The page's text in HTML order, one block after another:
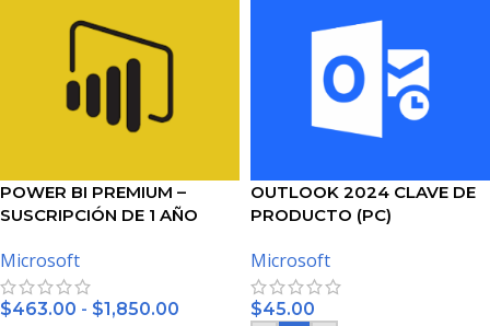
POWER BI PREMIUM –
SUSCRIPCIÓN DE 1 AÑO
Microsoft
$463.00 - $1,850.00
OUTLOOK 2024 CLAVE DE
PRODUCTO (PC)
Microsoft
$45.00